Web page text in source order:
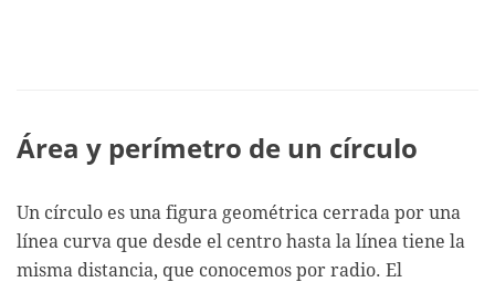
Área y perímetro de un círculo
Un círculo es una figura geométrica cerrada por una
línea curva que desde el centro hasta la línea tiene la
misma distancia, que conocemos por radio. El